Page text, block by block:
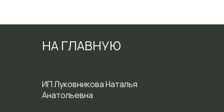
ИП Луковникова Наталья
Анатольевна
НА ГЛАВНУЮ